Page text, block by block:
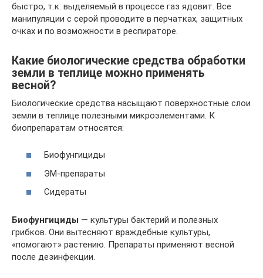
быстро, т.к. выделяемый в процессе газ ядовит. Все
манипуляции с серой проводите в перчатках, защитных
очках и по возможности в респираторе.
Какие биологические средства обработки
земли в теплице можно применять
весной?
Биологические средства насыщают поверхностные слои
земли в теплице полезными микроэлементами. К
биопрепаратам относятся:
Биофунгициды
ЭМ-препараты
Сидераты
Биофунгициды — культуры бактерий и полезных
грибков. Они вытесняют враждебные культуры,
«помогают» растению. Препараты применяют весной
после дезинфекции.